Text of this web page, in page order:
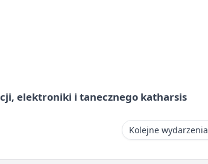
elektroniki i tanecznego katharsis
Kolejne wydarzenia